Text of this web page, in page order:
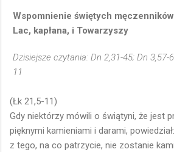
Wspomnienie świętych
Lac, kapłana, i Towarzyszy
Dzisiejsze czytania: Dn 2,31-45; Dn 3,57-
11
(Łk 21,5-11)
Gdy niektórzy mówili o świątyni, że jest
pięknymi kamieniami i darami,
z tego, na co patrzycie, nie zostanie